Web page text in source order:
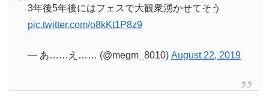
3年後5年後にはフェスで大観衆湧かせてそう
pic.twitter.com/o8kKt1P8z9
— あ……え…… (@megm_8010) August 22, 2019